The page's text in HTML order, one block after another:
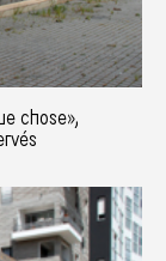
chose»,